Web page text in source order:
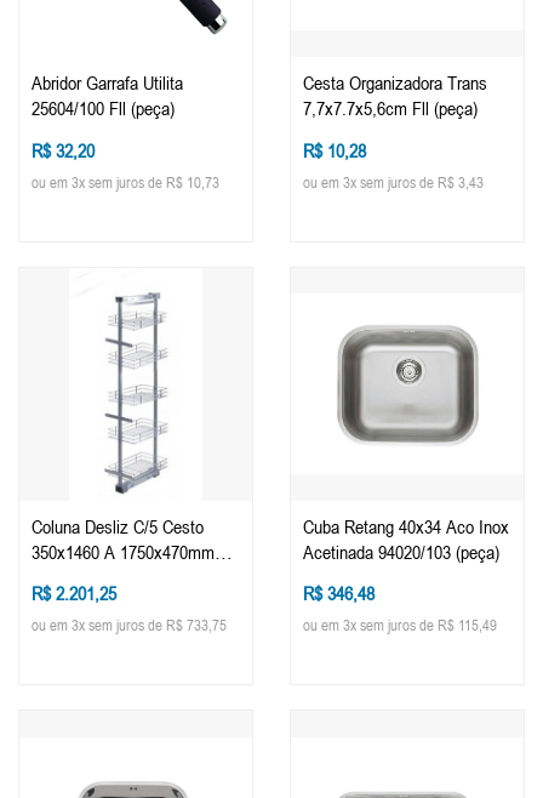
Abridor Garrafa Utilita
25604/100 Fll (peça)
R$ 32,20
ou em 3x sem juros de R$ 10,73
Cesta Organizadora Trans
7,7x7.7x5,6cm Fll (peça)
R$ 10,28
ou em 3x sem juros de R$ 3,43
Coluna Desliz C/5 Cesto
350x1460 A 1750x470mm
R$ 2.201,25
ou em 3x sem juros de R$ 733,75
Cuba Retang 40x34 Aco Inox
Acetinada 94020/103 (peça)
R$ 346,48
ou em 3x sem juros de R$ 115,49